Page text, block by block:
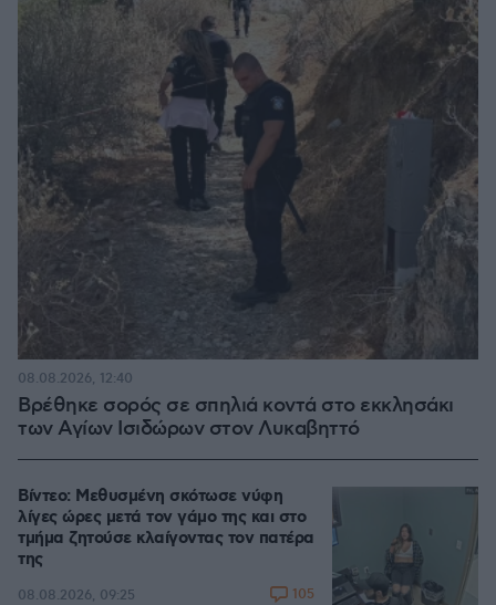
Βρέθηκε σορός σε σπηλιά κοντά στο εκκλησάκι
των Αγίων Ισιδώρων στον Λυκαβηττό
08.08.2026, 12:40
Βίντεο: Μεθυσμένη σκότωσε νύφη
λίγες ώρες μετά τον γάμο της και στο
τμήμα ζητούσε κλαίγοντας τον πατέρα
της
08.08.2026, 09:25 105